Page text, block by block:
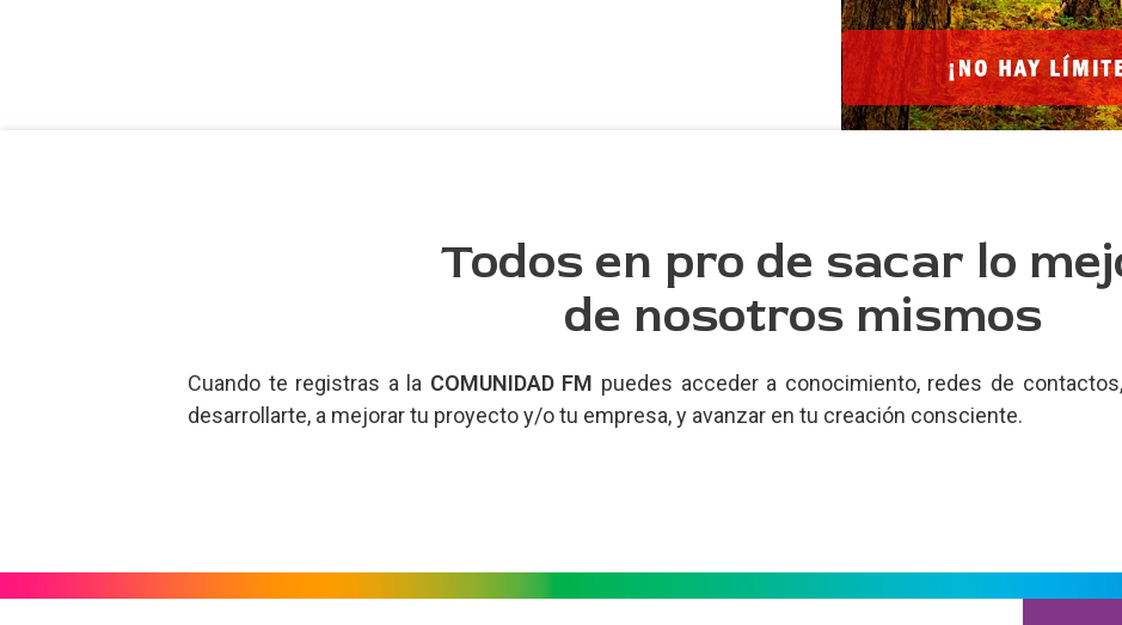
Todos en pro de sacar lo
de nosotros mismos
Cuando te registras a la COMUNIDAD FM puedes acceder a conocimiento, redes de
desarrollarte, a mejorar tu proyecto y/o tu empresa, y avanzar en tu creación consciente.